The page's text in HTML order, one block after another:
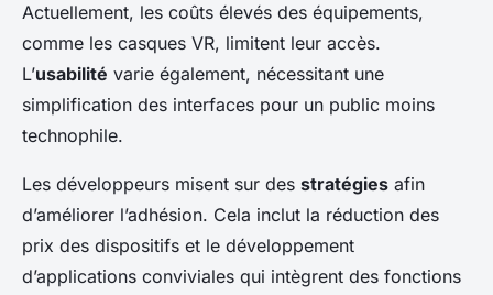
Actuellement, les coûts élevés des équipements,
comme les casques VR, limitent leur accès.
L’usabilité varie également, nécessitant une
simplification des interfaces pour un public moins
technophile.
Les développeurs misent sur des stratégies afin
d’améliorer l’adhésion. Cela inclut la réduction des
prix des dispositifs et le développement
d’applications conviviales qui intègrent des fonctions